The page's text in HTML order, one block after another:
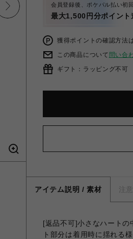
会員登録後、ポケパル払い初
最大1,500円分ポイント
獲得ポイントの確認方法
この商品について 問い合
ギフト：ラッピング不可
アイテム説明 / 素材 注
[返品不可]小さなハートの
ト部分は着用時に揺れる